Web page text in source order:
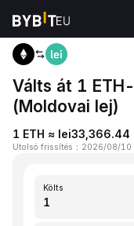
Kezdőlap ETH to MDL
Válts át 1
(Moldovai lej)
1 ETH ≈ lei33,366.44
Utolsó frissítés ： 2026/08/10
Költs